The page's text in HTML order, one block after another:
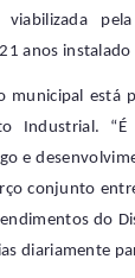
viabilizada
anos
está
Industrial.
e
conjunto
do
diariamente